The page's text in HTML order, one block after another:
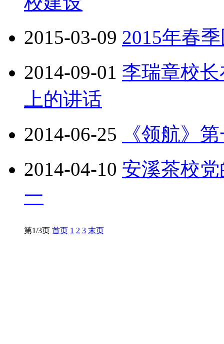
2015-03-09 2015年春
2014-09-01 李瑞章校
上的讲话
2014-06-25
《领航》
2014-04-10 安溪茶校
一
第1/3页 首页 1 2 3 末页